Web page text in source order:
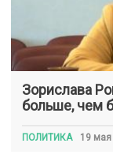
Зорислава
больше, чем
ПОЛИТИКА 19